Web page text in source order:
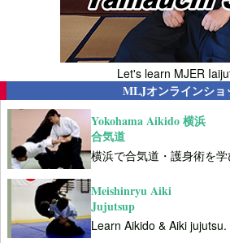
Let's learn MJER
MLJオンラインショ
Yokohama Aikido 横浜
合気道
横浜で合気道・護身術を
Meishinryu Aiki
Jujutsup
Learn Aikido & Aiki jujutsu.